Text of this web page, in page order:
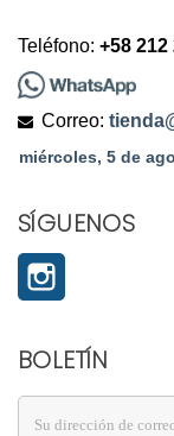
Teléfono: +58 212
Correo:
SÍGUENOS
BOLETÍN